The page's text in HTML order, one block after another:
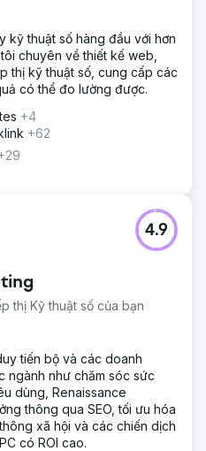
kỹ thuật số hàng đầu với hơn
chuyên về thiết kế web,
thị kỹ thuật số, cung cấp các
có thể đo lường được.
+4
+62
thị Kỹ thuật số của bạn
4.9
tiến bộ và các doanh
ngành như chăm sóc sức
dùng, Renaissance
thông qua SEO, tối ưu hóa
xã hội và các chiến dịch
có ROI cao.